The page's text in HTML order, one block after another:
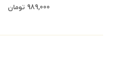
989,000 تومان